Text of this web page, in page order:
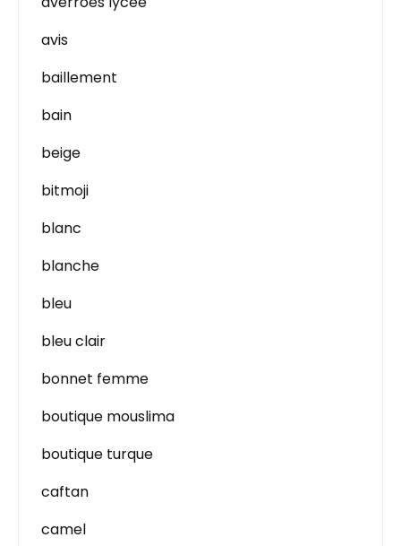
avis
baillement
bain
beige
bitmoji
blanc
blanche
bleu
bleu clair
bonnet femme
boutique mouslima
boutique turque
caftan
camel